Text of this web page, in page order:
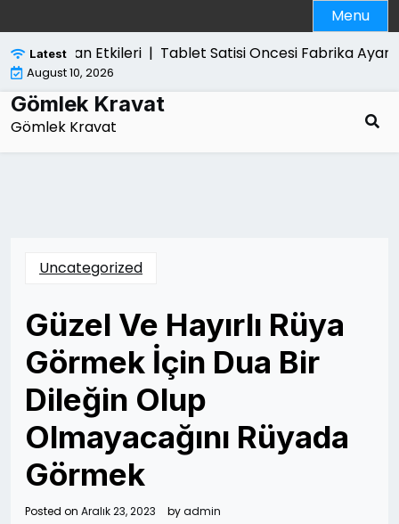
to
content
Menu
Latest
Yol Acan Etkileri | Tablet Satisi Oncesi Fabrika
August 10, 2026
Gömlek Kravat
Gömlek Kravat
Uncategorized
Güzel Ve Hayırlı Rüya
Görmek İçin Dua Bir
Dileğin Olup
Olmayacağını Rüyada
Görmek
Posted on Aralık 23, 2023 byadmin